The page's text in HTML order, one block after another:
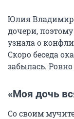
Юлия
дочери,
узнала о
Скоро беседа
забылась.
«Моя дочь
Со своим